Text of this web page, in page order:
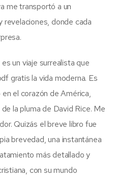
me transportó a un
donde cada
un viaje surrealista que
gratis la vida moderna. Es
el corazón de América,
la pluma de David Rice. Me
Quizás el breve libro fue
brevedad, una instantánea
más detallado y
con su mundo